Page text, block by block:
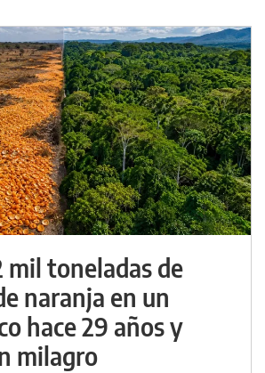
mil toneladas de
naranja en un
hace 29 años y
milagro